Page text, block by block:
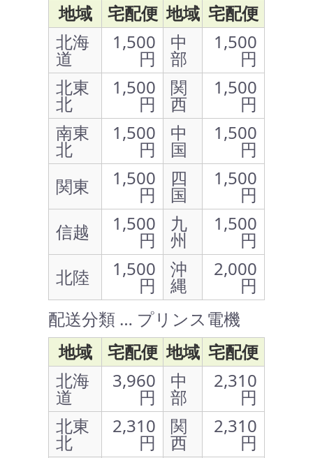
地域
宅配便 地域 宅配便
北海
道
1,500
円
中
部
1,500
円
北東
北
1,500
円
関
西
1,500
円
南東
北
1,500
円
中
国
1,500
円
関東
1,500
円
四
国
1,500
円
信越
1,500
円
九
州
1,500
円
北陸
1,500
円
沖
縄
2,000
円
配送分類 … プリンス電機
地域
宅配便 地域 宅配便
北海
道
3,960
円
中
部
2,310
円
北東
北
2,310
円
関
西
2,310
円